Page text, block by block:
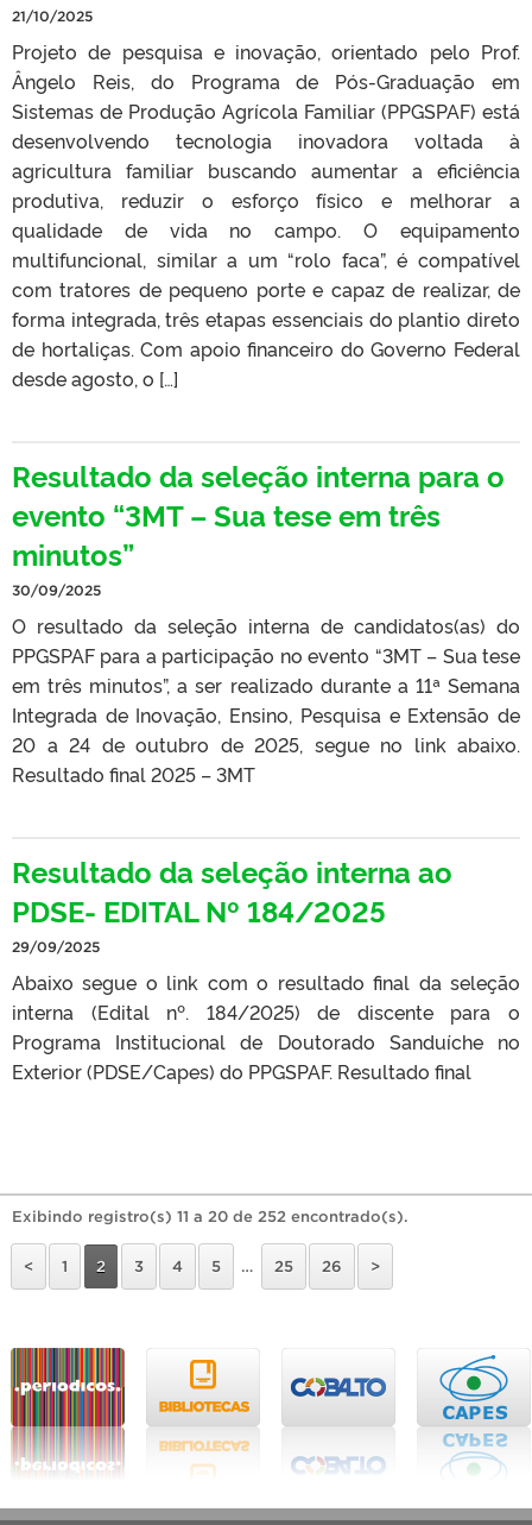
21/10/2025
Projeto de pesquisa e inovação, orientado pelo Prof.
Ângelo Reis, do Programa de Pós-Graduação em
Sistemas de Produção Agrícola Familiar (PPGSPAF) está
desenvolvendo tecnologia inovadora voltada à
agricultura familiar buscando aumentar a eficiência
produtiva, reduzir o esforço físico e melhorar a
qualidade de vida no campo. O equipamento
multifuncional, similar a um “rolo faca”, é compatível
com tratores de pequeno porte e capaz de realizar, de
forma integrada, três etapas essenciais do plantio direto
de hortaliças. Com apoio financeiro do Governo Federal
desde agosto, o […]
Resultado da seleção interna para o
evento “3MT – Sua tese em três
minutos”
30/09/2025
O resultado da seleção interna de candidatos(as) do
PPGSPAF para a participação no evento “3MT – Sua tese
em três minutos”, a ser realizado durante a 11ª Semana
Integrada de Inovação, Ensino, Pesquisa e Extensão de
20 a 24 de outubro de 2025, segue no link abaixo.
Resultado final 2025 – 3MT
Resultado da seleção interna ao
PDSE- EDITAL Nº 184/2025
29/09/2025
Abaixo segue o link com o resultado final da seleção
interna (Edital nº. 184/2025) de discente para o
Programa Institucional de Doutorado Sanduíche no
Exterior (PDSE/Capes) do PPGSPAF. Resultado final
Exibindo registro(s) 11 a 20 de 252 encontrado(s).
< 1 2 3 4 5 … 25 26 >